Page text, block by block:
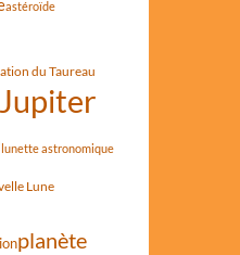
astéroïde
du Taureau
Jupiter
lunette astronomique
Lune
planète